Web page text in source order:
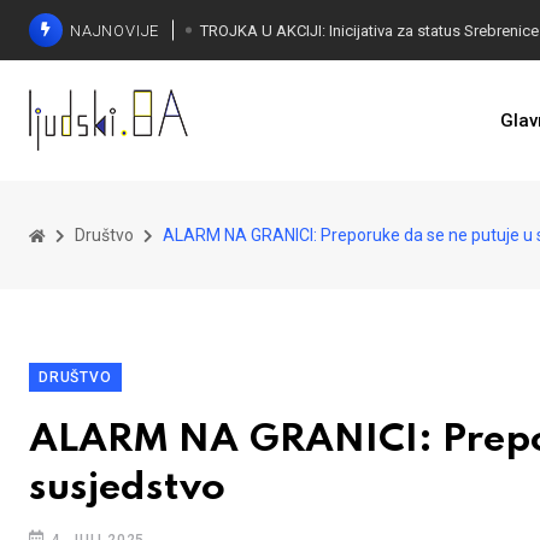
NAJNOVIJE
Društvo ALARM NA GRANICI: Preporuke da se ne putuje u
DRUŠTVO
ALARM NA GRANICI:
susjedstvo